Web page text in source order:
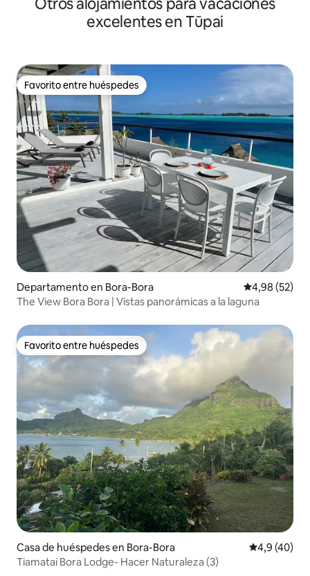
excelentes en Tūpai
Favorito entre huéspedes
Favorito entre huéspedes
Departamento en Bora-Bora Calificación
4,98 (52)
The View Bora Bora | Vistas panorámicas a la laguna
Favorito entre huéspedes
Favorito entre huéspedes
Casa de huéspedes en Bora-Bora Calificación
4,9 (40)
Tiamatai Bora Lodge- Hacer Naturaleza (3)